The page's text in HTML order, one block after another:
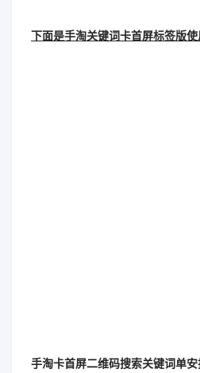
下面是手淘关键词卡首屏标签版使
手淘卡首屏二维码搜索关键词单安